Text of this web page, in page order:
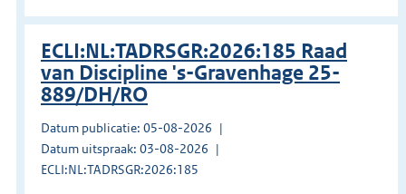
ECLI:NL:TADRSGR:2026:185 Raad
van Discipline 's-Gravenhage 25-
889/DH/RO
Datum publicatie: 05-08-2026
Datum uitspraak: 03-08-2026
ECLI:NL:TADRSGR:2026:185